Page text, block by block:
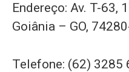
Endereço: Av. T-63,
Goiânia – GO,
Telefone: (62) 3285